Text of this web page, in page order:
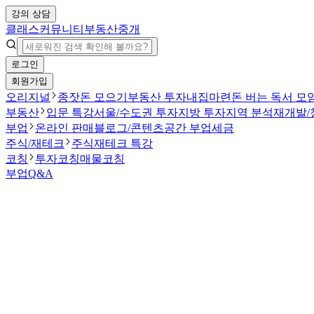
강의 상담
클래스커뮤니티 부동산중개
로그인
회원가입
오리지널 종잣돈 모으기 부동산 투자내집마련 돈 버는 독서 모
부동산
입문 특강서울/수도권 투자지방 투자지역 분석재개발/
부업
온라인 판매 블로그/콘텐츠공간 부업세금
주식/재테크
주식재테크 특강
코칭
투자코칭매물코칭
부업Q&A